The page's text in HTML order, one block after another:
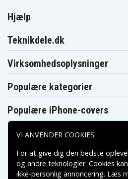
Hjælp
Teknikdele.dk
Virksomhedsoplysninger
Populære kategorier
Populære iPhone-covers
Populære Samsung-covers
VI ANVENDER COOKIES
For at give dig den bedste
og andre teknologier. Cookies
ikke-personlig annoncering. Læs